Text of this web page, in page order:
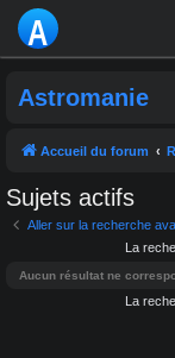
A
T
R
O
M
A
Astromanie
Accueil du forum
Sujets actifs
Aller sur la recherche
La
Aucun résultat ne
La